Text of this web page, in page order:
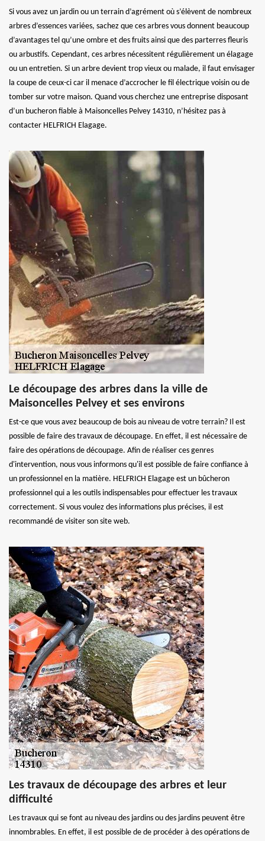
Si vous avez un jardin ou un terrain d’agrément où s’élèvent de nombreux
arbres d’essences variées, sachez que ces arbres vous donnent beaucoup
d’avantages tel qu’une ombre et des fruits ainsi que des parterres fleuris
ou arbustifs. Cependant, ces arbres nécessitent régulièrement un élagage
ou un entretien. Si un arbre devient trop vieux ou malade, il faut envisager
la coupe de ceux-ci car il menace d’accrocher le fil électrique voisin ou de
tomber sur votre maison. Quand vous cherchez une entreprise disposant
d’un bucheron fiable à Maisoncelles Pelvey 14310, n’hésitez pas à
contacter HELFRICH Elagage.
Le découpage des arbres dans la ville de
Maisoncelles Pelvey et ses environs
Est-ce que vous avez beaucoup de bois au niveau de votre terrain? Il est
possible de faire des travaux de découpage. En effet, il est nécessaire de
faire des opérations de découpage. Afin de réaliser ces genres
d'intervention, nous vous informons qu'il est possible de faire confiance à
un professionnel en la matière. HELFRICH Elagage est un bûcheron
professionnel qui a les outils indispensables pour effectuer les travaux
correctement. Si vous voulez des informations plus précises, il est
recommandé de visiter son site web.
Les travaux de découpage des arbres et leur
difficulté
Les travaux qui se font au niveau des jardins ou des jardins peuvent être
innombrables. En effet, il est possible de de procéder à des opérations de